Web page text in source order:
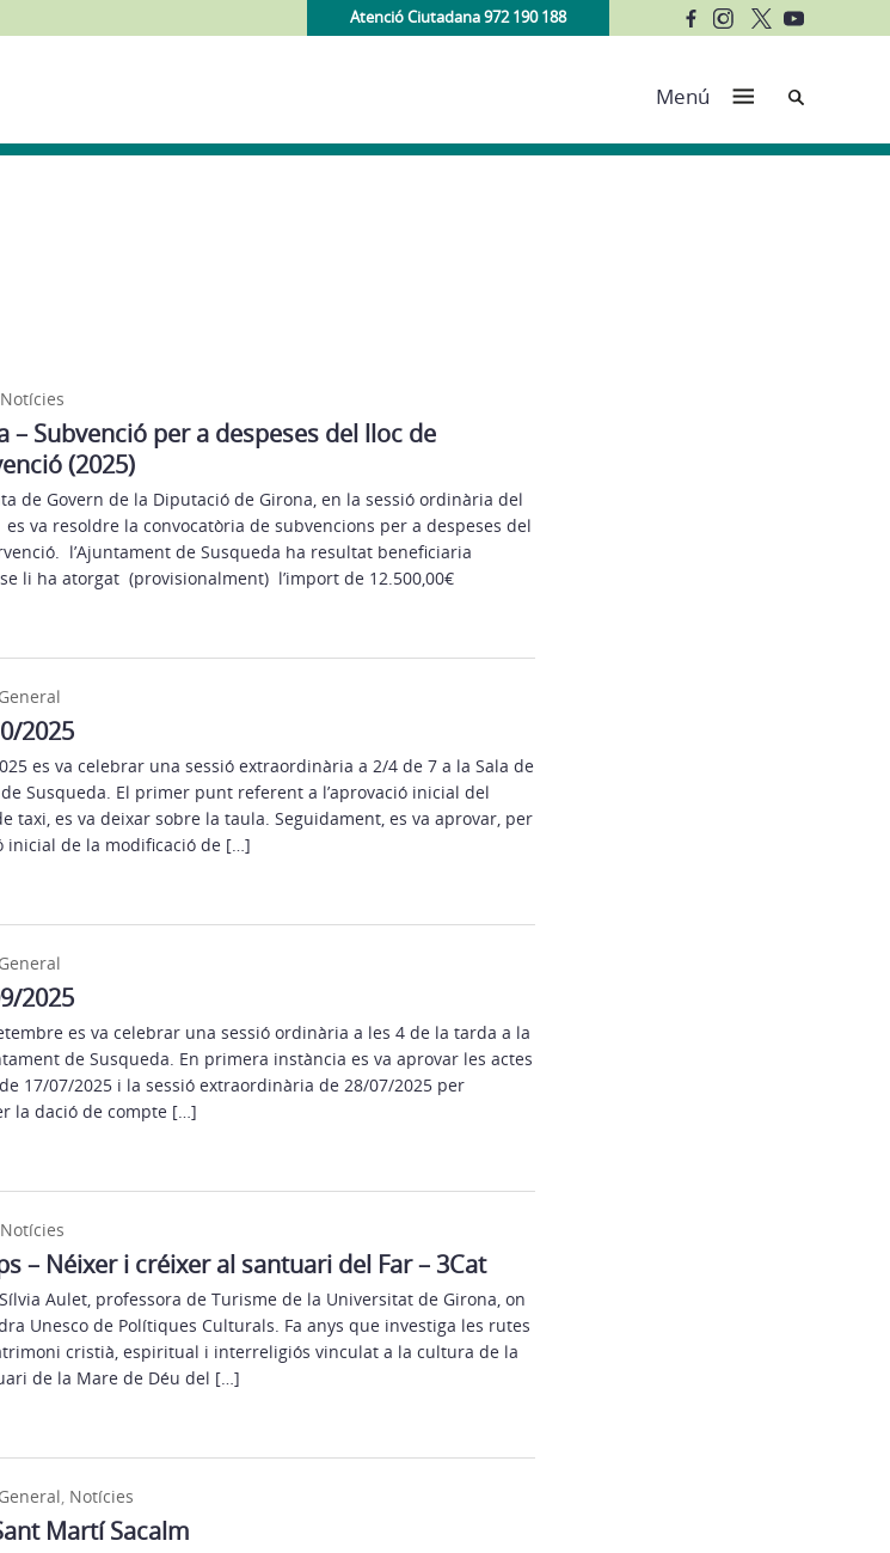
Atenció Ciutadana 972 190 188
Menú Cerca
Notícies
Subvenció per a despeses del lloc de
(2025)
de Govern de la Diputació de Girona, en la sessió ordinària del
va resoldre la convocatòria de subvencions per a despeses del
l’Ajuntament de Susqueda ha resultat beneficiaria
li ha atorgat (provisionalment) l’import de 12.500,00€
General
2025
es va celebrar una sessió extraordinària a 2/4 de 7 a la Sala de
Susqueda. El primer punt referent a l’aprovació inicial del
taxi, es va deixar sobre la taula. Seguidament, es va aprovar, per
inicial de la modificació de […]
General
2025
es va celebrar una sessió ordinària a les 4 de la tarda a la
de Susqueda. En primera instància es va aprovar les actes
17/07/2025 i la sessió extraordinària de 28/07/2025 per
la dació de compte […]
Notícies
– Néixer i créixer al santuari del Far – 3Cat
Aulet, professora de Turisme de la Universitat de Girona, on
Unesco de Polítiques Culturals. Fa anys que investiga les rutes
cristià, espiritual i interreligiós vinculat a la cultura de la
de la Mare de Déu del […]
General, Notícies
Martí Sacalm